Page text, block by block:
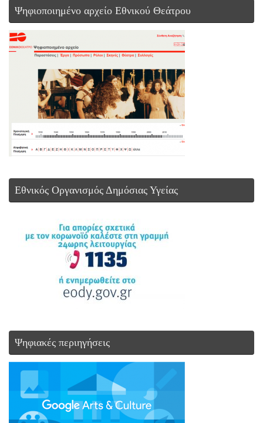
Ψηφιοποιημένο αρχείο Εθνικού Θεάτρου
Εθνικός Οργανισμός Δημόσιας Υγείας
Ψηφιακές περιηγήσεις